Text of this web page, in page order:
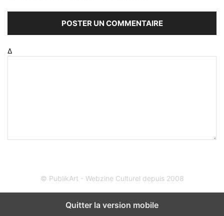
Δ
© PublikArt - Webzine Culturel depuis 2008
Quitter la version mobile